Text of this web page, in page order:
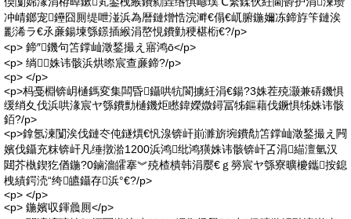
冲崝鎯宠鑸囧厠缇呭湴浜為暦鏈熷悎浣溿€傝€屼腑鍦嬭冻鍗斿笇鏈涘
彲浠ラ€氶亷鍚堜綔鐛插緱涓嶅悓鐨勭稉椹椼€?/p>
<p> 鍗″鐖句笘鐣屾澂鍫撮え寤鸿ō</p>
<p> 绱姝讳骸浜烘暩宸查亷鍗?/p>
<p> </p>
<p>杩戞棩锛岄樋鎷変集闆昏鑷哄牨閬擄紝涓€鍚?3姝茬殑灏兼硦鐖惧
缓绡夊伐浜哄湪宸ヤ綔鐨勯樋鐖炬矁鍏嬫媺鐞冨牬鏂藉伐鐝惧牬姝讳骸
銆?/p>
<p>鎿氬湅闅涘伐鏈冭伅鐩熼€忛湶锛屽崱濉旂埦鐨勪笘鐣屾澂鍫撮え闁
嬪伐鑷充粖锛屽凡缍撴湁1200浜鸿纰鸿獚姝讳骸锛屽叾涓緢澶氫汉
閮芥槸鍥犵偤鍦?0鏀濇皬搴︾殑楂樻韩涓嬮€ｇ簩宸ヤ綔寮曠櫦鑴按鎴
栧績鍔涜“绔皫鑷存浜°€?/p>
<p> </p>
<p> 鍦嬪収鍕曟厠</p>